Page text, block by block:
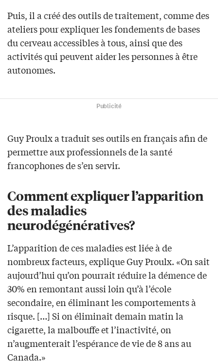
Puis, il a créé des outils de traitement, comme des
ateliers pour expliquer les fondements de bases
du cerveau accessibles à tous, ainsi que des
activités qui peuvent aider les personnes à être
autonomes.
Publicité
Guy Proulx a traduit ses outils en français afin de
permettre aux professionnels de la santé
francophones de s’en servir.
Comment expliquer l’apparition
des maladies
neurodégénératives?
L’apparition de ces maladies est liée à de
nombreux facteurs, explique Guy Proulx. «On sait
aujourd’hui qu’on pourrait réduire la démence de
30% en remontant aussi loin qu’à l’école
secondaire, en éliminant les comportements à
risque. […] Si on éliminait demain matin la
cigarette, la malbouffe et l’inactivité, on
n’augmenterait l’espérance de vie de 8 ans au
Canada.»